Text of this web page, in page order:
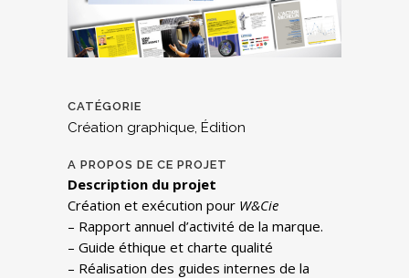
CATÉGORIE
Création graphique, Édition
A PROPOS DE CE PROJET
Description du projet
Création et exécution pour W&Cie
– Rapport annuel d’activité de la marque.
– Guide éthique et charte qualité
– Réalisation des guides internes de la